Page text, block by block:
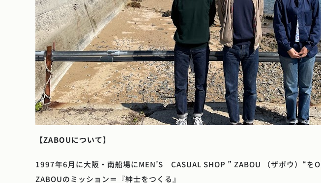
【ZABOUについて】
1997年6月に大阪・南船場にMEN’S CASUAL SHOP ” ZABOU （ザボウ）“を
ZABOUのミッション＝『紳士をつくる』